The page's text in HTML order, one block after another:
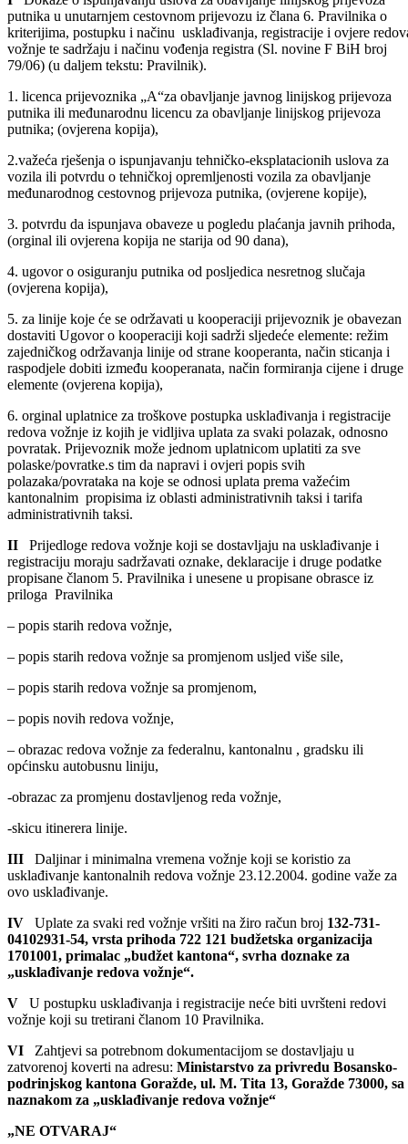
Uz zahtjev potrebno je dostaviti:
IDokaze o ispunjavanju uslova za obavljanje linijskog prijevoza
putnika u unutarnjem cestovnom prijevozu iz člana 6. Pravilnika o
vožnje te sadržaju i načinu vođenja registra (Sl. novine F BiH broj
79/06) (u daljem tekstu: Pravilnik).
putnika ili međunarodnu licencu za obavljanje linijskog prijevoza
putnika; (ovjerena kopija),
vozila ili potvrdu o tehničkoj opremljenosti vozila za obavljanje
međunarodnog cestovnog prijevoza putnika, (ovjerene kopije),
3. potvrdu da ispunjava obaveze u pogledu plaćanja javnih prihoda,
(orginal ili ovjerena kopija ne starija od 90 dana),
4. ugovor o osiguranju putnika od posljedica nesretnog slučaja
(ovjerena kopija),
5. za linije koje će se održavati u kooperaciji prijevoznik je obavezan
dostaviti Ugovor o kooperaciji koji sadrži sljedeće elemente: režim
raspodjele dobiti između kooperanata, način formiranja cijene i druge
elemente (ovjerena kopija),
6. orginal uplatnice za troškove postupka usklađivanja i registracije
redova vožnje iz kojih je vidljiva uplata za svaki polazak, odnosno
povratak. Prijevoznik može jednom uplatnicom uplatiti za sve
polaske/povratke.s tim da napravi i ovjeri popis svih
kantonalnim propisima iz oblasti administrativnih taksi i tarifa
administrativnih taksi.
IIPrijedloge redova vožnje koji se dostavljaju na usklađivanje i
propisane članom 5. Pravilnika i unesene u propisane obrasce iz
– popis novih redova vožnje,
– obrazac redova vožnje za federalnu, kantonalnu , gradsku ili
-skicu itinerera linije.
usklađivanje kantonalnih redova vožnje 23.12.2004. godine važe za
ovo usklađivanje.
IVUplate za svaki red vožnje vršiti na žiro račun broj
1701001, primalac „budžet kantona“, svrha doznake za
„usklađivanje redova vožnje“.
VU postupku usklađivanja i registracije neće biti uvršteni redovi
vožnje koji su tretirani članom 10 Pravilnika.
VIZahtjevi sa potrebnom dokumentacijom se dostavljaju u
podrinjskog kantona Goražde, ul. M. Tita 13, Goražde 73000, sa